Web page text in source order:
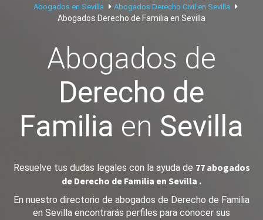
Abogados en Sevilla
Abogados Derecho Civil en Sevilla
Abogados Derecho de Familia en Sevilla
Abogados de
Derecho de
Familia en Sevilla
Resuelve tus dudas legales con la ayuda de 77 abogados
de Derecho de Familia en Sevilla .
En nuestro directorio de abogados de Derecho de Familia
en Sevilla encontrarás perfiles para conocer sus